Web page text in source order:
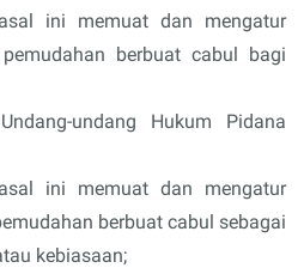
ini memuat dan mengatur
berbuat cabul bagi
undang Hukum Pidana
ini memuat dan mengatur
berbuat cabul sebagai
kebiasaan;